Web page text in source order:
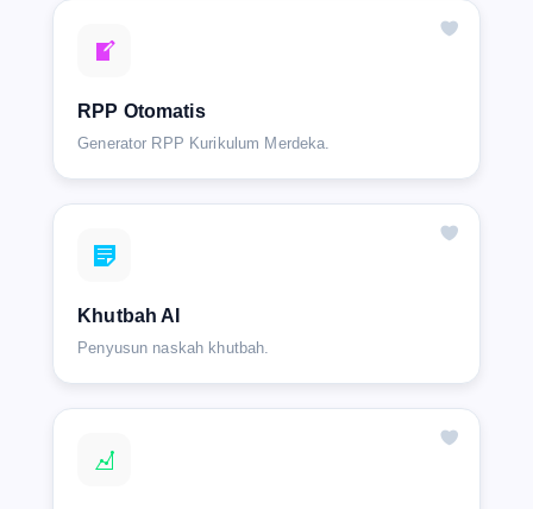
RPP Otomatis
Generator RPP Kurikulum Merdeka.
Khutbah AI
Penyusun naskah khutbah.